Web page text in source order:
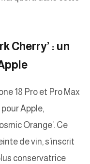
Cherry’ : un
18 Pro et Pro Max
Apple,
Orange’. Ce
de vin, s’inscrit
conservatrice